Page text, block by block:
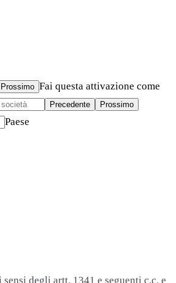
Prossimo Fai questa attivazione come
Precedente Prossimo
Paese
degli artt. 1341 e seguenti c.c. e